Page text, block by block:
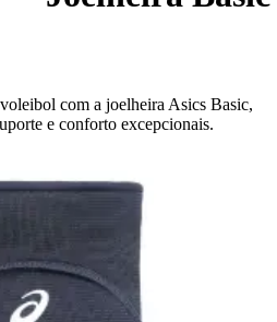
com a joelheira Asics Basic,
e conforto excepcionais.